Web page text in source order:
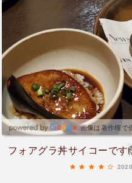
画像は著作権で
フォアグラ丼サイコーです